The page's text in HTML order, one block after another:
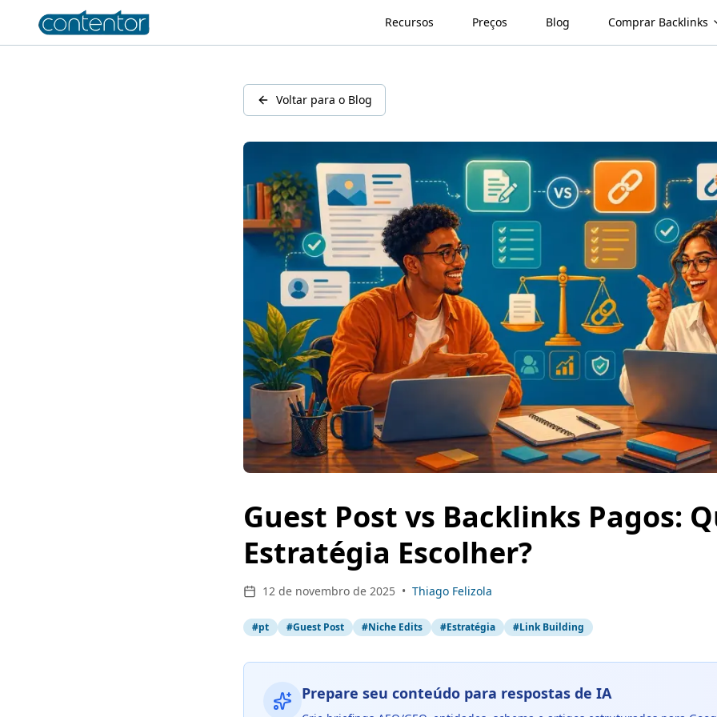
Recursos Preços Blog Comprar Backlinks
Voltar para o Blog
Guest Post vs Backlinks Pagos:
Estratégia Escolher?
12 de novembro de 2025 • Thiago Felizola
#pt #Guest Post #Niche Edits #Estratégia #Link Building
Prepare seu conteúdo para respostas de IA